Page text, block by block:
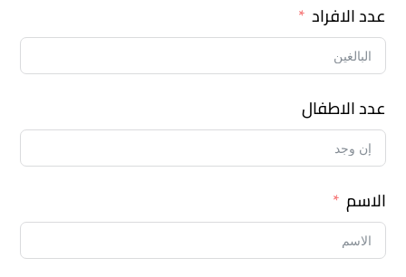
عدد الافراد
عدد الاطفال
الاسم